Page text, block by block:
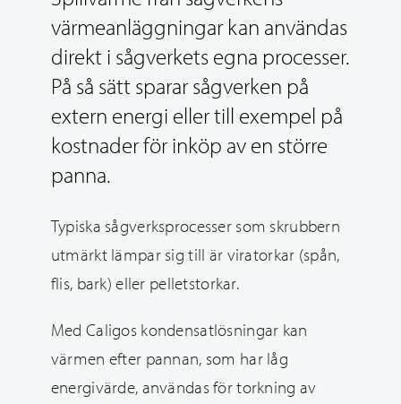
värmeanläggningar kan användas
direkt i sågverkets egna processer.
På så sätt sparar sågverken på
extern energi eller till exempel på
kostnader för inköp av en större
panna.
Typiska sågverksprocesser som skrubbern
utmärkt lämpar sig till är viratorkar (spån,
flis, bark) eller pelletstorkar.
Med Caligos kondensatlösningar kan
värmen efter pannan, som har låg
energivärde, användas för torkning av